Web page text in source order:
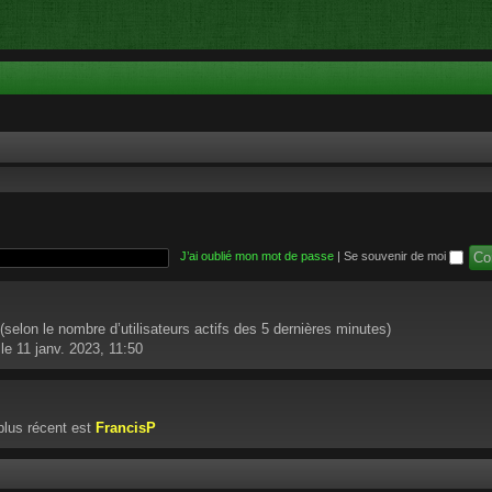
J’ai oublié mon mot de passe Se souvenir de moi
le nombre d’utilisateurs actifs des 5 dernières minutes)
11 janv. 2023, 11:50
récent est FrancisP